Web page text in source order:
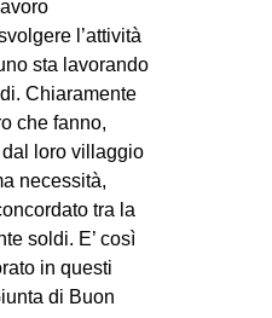
in
Fb
tw
ms
SEARCH
l’attività
sta lavorando
Chiaramente
che fanno,
loro villaggio
necessità,
tra la
soldi. E’ così
in questi
di Buon